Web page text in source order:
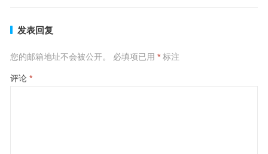
发表回复
您的邮箱地址不会被公开。 必填项已用 *标注
评论 *